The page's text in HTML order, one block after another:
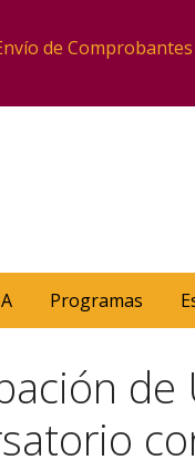
de Comprobantes
Programas
de